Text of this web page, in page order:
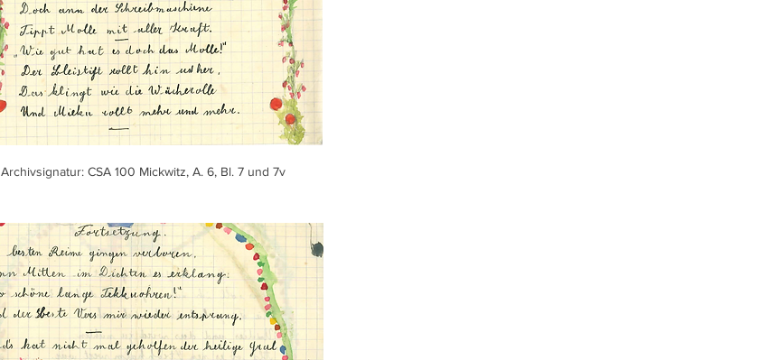
Archivsignatur: CSA 100 Mickwitz, A. 6, Bl. 7 und 7v